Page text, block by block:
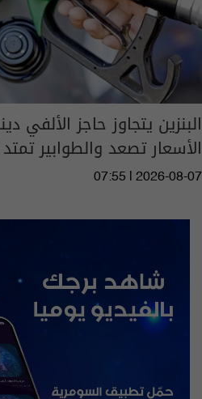
البنزين يتجاوز حاجز الألفي
الأسعار تصعد والطوابير
07:55 | 2026-08-07